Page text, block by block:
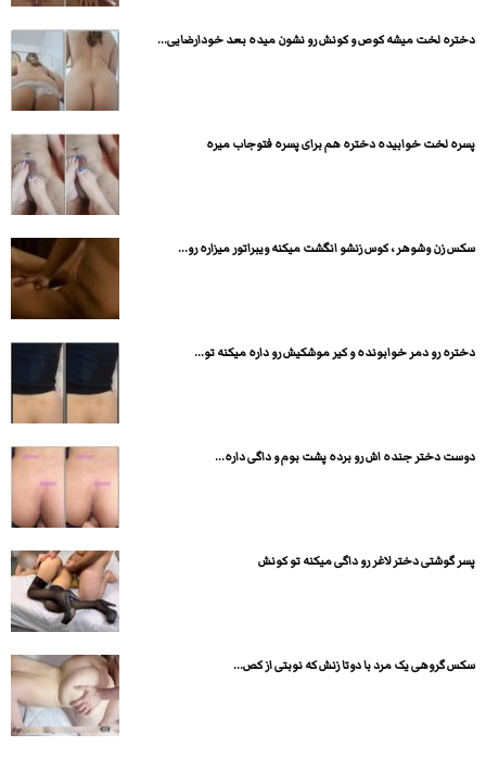
دختره لخت میشه کوص و کونش رو نشون میده بعد خودارضایی...
پسره لخت خوابیده دختره هم برای پسره فتوجاب میره
سکس زن وشوهر ، کوس زنشو انگشت میکنه ویبراتور میزاره رو...
دختره رو دمر خوابونده و کیر موشکیش رو داره میکنه تو...
دوست دختر جنده اش رو برده پشت بوم و داگی داره...
پسر گوشتی دختر لاغر رو داگی میکنه تو کونش
سکس گروهی یک مرد با دوتا زنش که نوبتی از کص...